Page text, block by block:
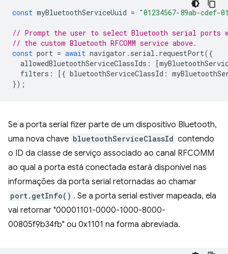
const myBluetoothServiceUuid = "01234567-89ab-cdef-
// Prompt the user to select Bluetooth serial ports
// the custom Bluetooth RFCOMM service above.
const port = await navigator . serial . requestPort({
allowedBluetoothServiceClassIds : [
filters : [{ bluetoothServiceClassId :
});
Se a porta serial fizer parte de um dispositivo Bluetooth,
uma nova chave bluetoothServiceClassId contendo
o ID da classe de serviço associado ao canal RFCOMM
ao qual a porta está conectada estará disponível nas
informações da porta serial retornadas ao chamar
port.getInfo() . Se a porta serial estiver mapeada, ela
vai retornar "00001101-0000-1000-8000-
00805f9b34fb" ou 0x1101 na forma abreviada.